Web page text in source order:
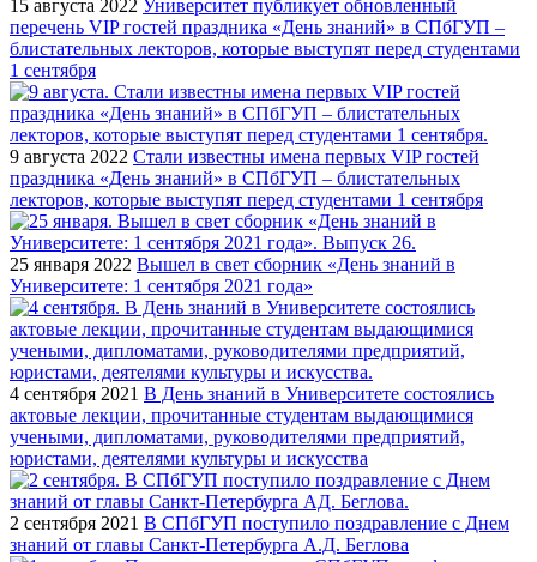
15 августа 2022 Университет публикует обновленный
перечень VIP гостей праздника «День знаний» в СПбГУП –
блистательных лекторов, которые выступят перед студентами
1 сентября
9 августа 2022 Стали известны имена первых VIP гостей
праздника «День знаний» в СПбГУП – блистательных
лекторов, которые выступят перед студентами 1 сентября
25 января 2022 Вышел в свет сборник «День знаний в
Университете: 1 сентября 2021 года»
4 сентября 2021 В День знаний в Университете состоялись
актовые лекции, прочитанные студентам выдающимися
учеными, дипломатами, руководителями предприятий,
юристами, деятелями культуры и искусства
2 сентября 2021 В СПбГУП поступило поздравление с Днем
знаний от главы Санкт-Петербурга А.Д. Беглова